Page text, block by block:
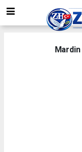
Mardin